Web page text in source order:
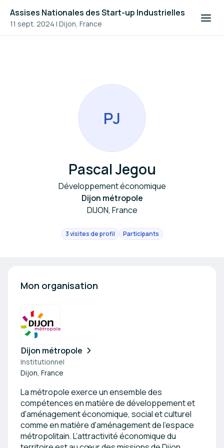
Assises Nationales des Start-up Industrielles
11 sept. 2024 | Dijon, France
PJ
Pascal Jegou
Développement économique
Dijon métropole
DIJON, France
3 visites de profil Participants
Mon organisation
Dijon métropole
Institutionnel
Dijon, France
La métropole exerce un ensemble des
compétences en matière de développement et
d'aménagement économique, social et culturel
comme en matière d'aménagement de l'espace
métropolitain. L’attractivité économique du